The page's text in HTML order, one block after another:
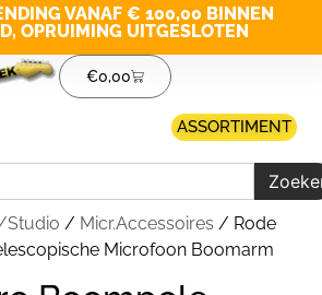
VANAF € 100,00 BINNEN
OPRUIMING UITGESLOTEN
€0,00
ASSORTIMENT
Studio / Micr.Accessoires / Rode
Microfoon Boomarm